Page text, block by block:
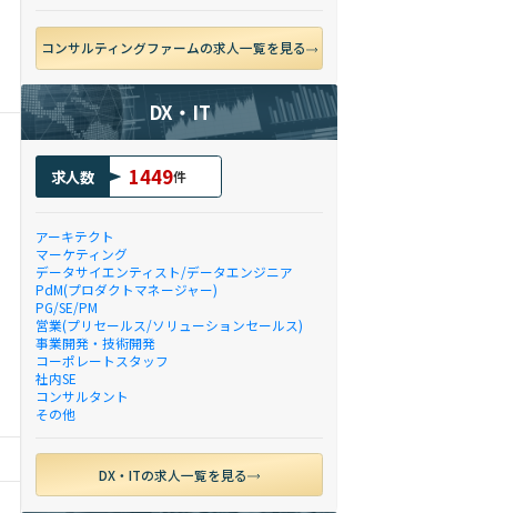
コンサルティングファームの求人一覧を見る
DX・IT
求人数 1449件
アーキテクト
マーケティング
データサイエンティスト/データエンジニア
PdM(プロダクトマネージャー)
PG/SE/PM
営業(プリセールス/ソリューションセールス)
事業開発・技術開発
コーポレートスタッフ
社内SE
コンサルタント
その他
DX・ITの求人一覧を見る